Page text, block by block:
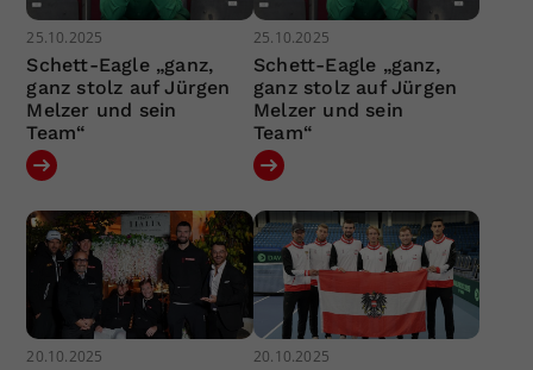
25.10.2025
Schett-Eagle „ganz,
ganz stolz auf Jürgen
Melzer und sein
Team“
25.10.2025
Schett-Eagle „ganz,
ganz stolz auf Jürgen
Melzer und sein
Team“
20.10.2025 20.10.2025